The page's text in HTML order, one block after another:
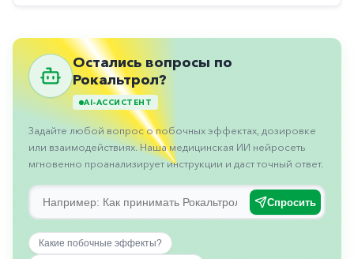
Прочее
Пульмонология
Сердечные
Сосудистые
Тромбозы
Урология
Ухо-
горло-
нос
Остались вопросы по
Рокальтрол?
AI-АССИСТЕНТ
Задайте любой вопрос о побочных эффектах, дозировке
или взаимодействиях. Наша медицинская ИИ нейросеть
мгновенно проанализирует инструкции и даст точный ответ.
Спросить
Какие побочные эффекты?